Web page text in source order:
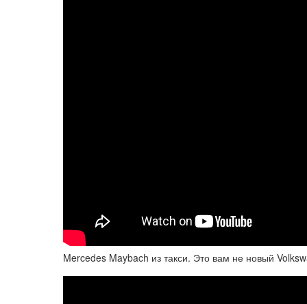
Mercedes Maybach из такси. Это вам не новый